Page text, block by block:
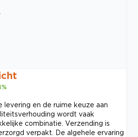
%
levering en de ruime keuze aan
wordt vaak
combinatie. Verzending is
verpakt. De algehele ervaring